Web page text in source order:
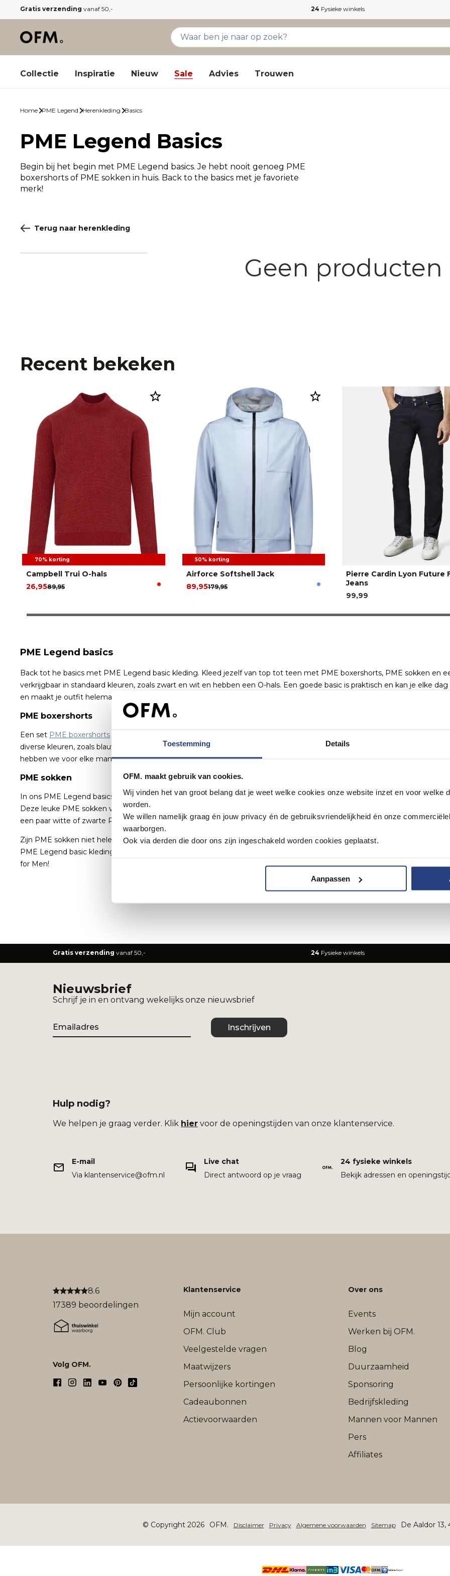
Toestemming Details
OFM. maakt gebruik van cookies.
Wij vinden het van groot belang dat je weet welke cookies onze website inzet en voor welke
worden.
We willen namelijk graag én jouw privacy én de gebruiksvriendelijkheid én onze
waarborgen.
Ook via derden die door ons zijn ingeschakeld worden cookies geplaatst.
Aanpassen
Gratis verzending vanaf 50,- 24 Fysieke winkels
Collectie Inspiratie Nieuw Sale Advies Trouwen
Home PME Legend Herenkleding Basics
PME Legend Basics
Begin bij het begin met PME Legend basics. Je hebt nooit genoeg PME
boxershorts of PME sokken in huis. Back to the basics met je favoriete
merk!
Terug naar herenkleding
Geen
Recent bekeken
70% korting
Campbell Trui O-hals
89,95
26,95
50% korting
Airforce Softshell Jack
179,95
89,95
Pierre Cardin Lyon Future
Jeans
99,99
PME Legend basics
Back tot he basics met PME Legend basic kleding. Kleed jezelf van top tot teen met PME boxershorts, PME sokken en
verkrijgbaar in standaard kleuren, zoals zwart en wit en hebben een O-hals. Een goede basic is praktisch en kan je elke
en maakt je outfit helemaal compleet.
PME boxershorts
Een set PME boxershorts
diverse kleuren, zoals blauw, wit, zwart of rood. Wij hebben naast boxers van PME Legend nog veel meer
hebben we voor elke man de perfecte en belangrijkste basic.
PME sokken
In ons PME Legend basics assortiment hebben we ookPME sokken. Verschillende setjes sokken met altijd een paar
Deze leuke PME sokken voor heren geven je outfit net dat beetje extra. Daarnaast zit er ook altijd een paar in de set in
een paar witte of zwarte PME sokken gaan. Alle sokken van dit topmerk hebben een heerlijk draagcomfort en zijn zoals
Zijn PME sokken niet helemaal wat je zoekt? Bekijk dan eens ons gehele aanbodsokkenen wie weet vind je daar het
PME Legend basic kleding voor heren. Voor vragen kan je altijd contact opnemen met onze klantenservice of kom langs
for Men!
Gratis verzending vanaf 50,- 24 Fysieke winkels
Nieuwsbrief
Schrijf je in en ontvang wekelijks onze nieuwsbrief
Email
Inschrijven
Hulp nodig?
We helpen je graag verder. Klik hier voor de openingstijden van onze klantenservice.
E-mail
Via klantenservice@ofm.nl
Live chat
Direct antwoord op je vraag
24 fysieke winkels
Bekijk adressen en
8.6
17389 beoordelingen
Volg OFM.
Klantenservice
Mijn account
OFM. Club
Veelgestelde vragen
Maatwijzers
Persoonlijke kortingen
Cadeaubonnen
Actievoorwaarden
Over ons
Events
Werken bij OFM.
Blog
Duurzaamheid
Sponsoring
Bedrijfskleding
Mannen voor Mannen
Pers
Affiliates
© Copyright 2026 OFM. Disclaimer Privacy Algemene voorwaarden Sitemap De Aaldor 13,